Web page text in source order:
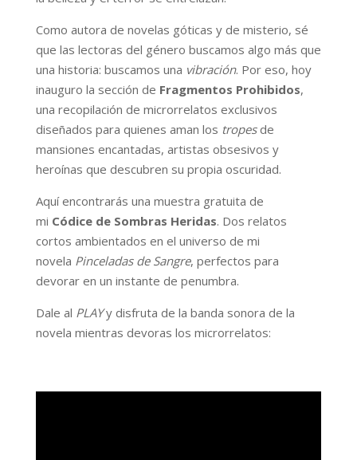
Como autora de novelas góticas y de misterio, sé
que las lectoras del género buscamos algo más que
una historia: buscamos una vibración. Por eso, hoy
inauguro la sección de Fragmentos Prohibidos,
una recopilación de microrrelatos exclusivos
diseñados para quienes aman los tropesde
mansiones encantadas, artistas obsesivos y
heroínas que descubren su propia oscuridad.
Aquí encontrarás una muestra gratuita de
mi Códice de Sombras Heridas. Dos relatos
cortos ambientados en el universo de mi
novela Pinceladas de Sangre, perfectos para
devorar en un instante de penumbra.
Dale al PLAYy disfruta de la banda sonora de la
novela mientras devoras los microrrelatos: